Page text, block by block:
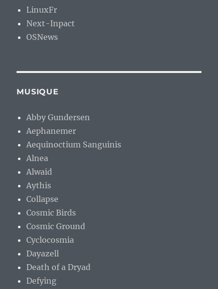
LinuxFr
Next-Inpact
OSNews
MUSIQUE
Abby Gundersen
Aephanemer
Aequinoctium Sanguinis
Alnea
Alwaid
Aythis
Collapse
Cosmic Birds
Cosmic Ground
Cyclocosmia
Dayazell
Death of a Dryad
Defying